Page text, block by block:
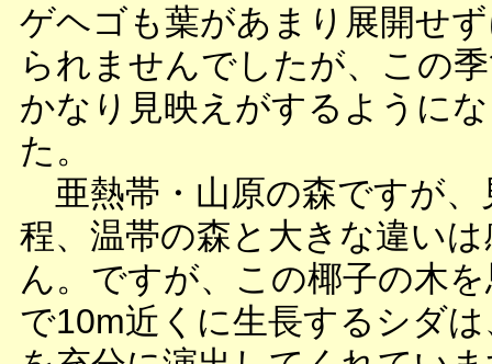
ゲヘゴも葉があまり展開せ
られませんでしたが、この
かなり見映えがするように
た。
亜熱帯・山原の森ですが、
程、温帯の森と大きな違い
ん。ですが、この椰子の木
で10m近くに生長するシダ